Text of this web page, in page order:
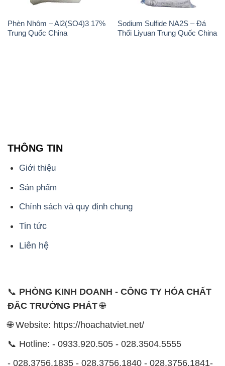
Phèn Nhôm – Al2(SO4)3 17%
Trung Quốc China
Sodium Sulfide NA2S – Đá
Thối Liyuan Trung Quốc China
THÔNG TIN
Giới thiệu
Sản phẩm
Chính sách và quy định chung
Tin tức
Liên hệ
📞 PHÒNG KINH DOANH - CÔNG TY HÓA CHẤT
ĐẮC TRƯỜNG PHÁT🌐
🌐 Website: https://hoachatviet.net/
📞 Hotline: - 0933.920.505 - 028.3504.5555
- 028.3756.1835 - 028.3756.1840 - 028.3756.1841-